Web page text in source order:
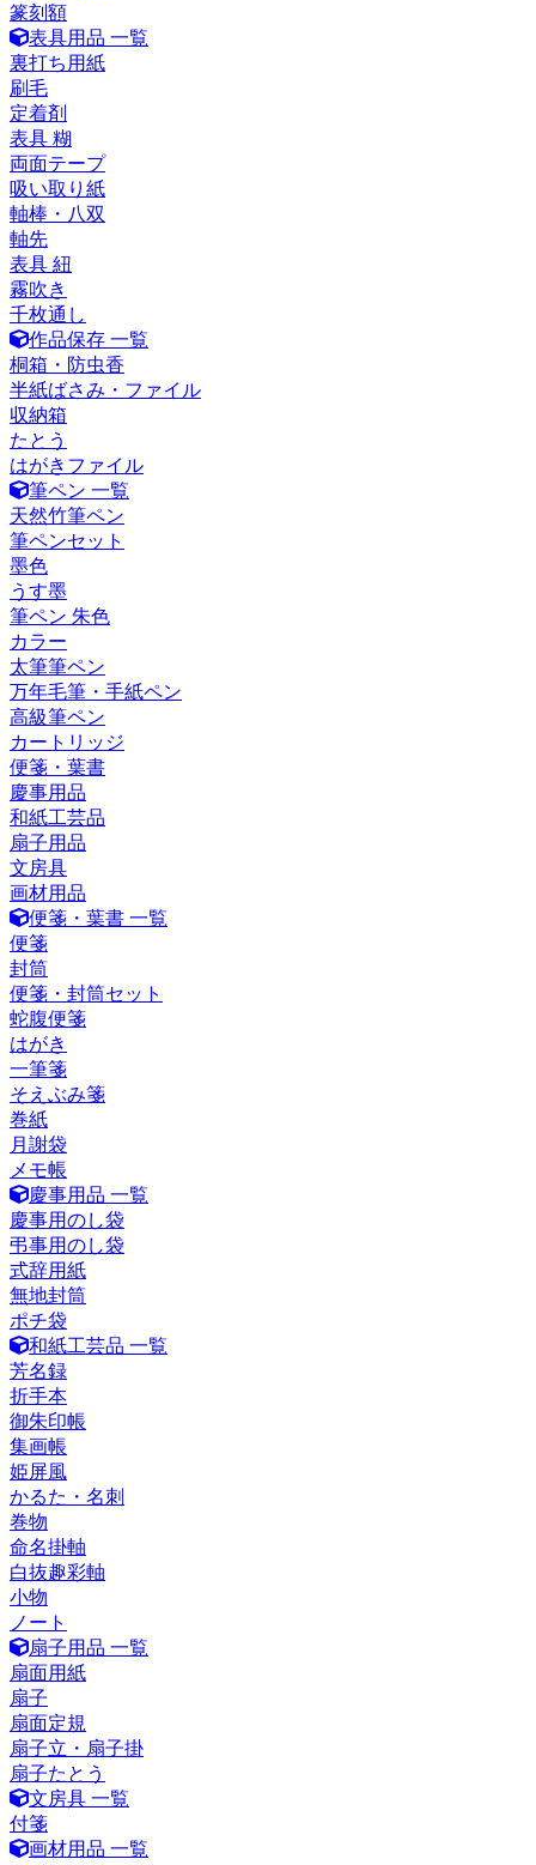
篆刻額
表具用品 一覧
裏打ち用紙
刷毛
定着剤
表具 糊
両面テープ
吸い取り紙
軸棒・八双
軸先
表具 紐
霧吹き
千枚通し
作品保存 一覧
桐箱・防虫香
半紙ばさみ・ファイル
収納箱
たとう
はがきファイル
筆ペン 一覧
天然竹筆ペン
筆ペンセット
墨色
うす墨
筆ペン 朱色
カラー
太筆筆ペン
万年毛筆・手紙ペン
高級筆ペン
カートリッジ
便箋・葉書
慶事用品
和紙工芸品
扇子用品
文房具
画材用品
便箋・葉書 一覧
便箋
封筒
便箋・封筒セット
蛇腹便箋
はがき
一筆箋
そえぶみ箋
巻紙
月謝袋
メモ帳
慶事用品 一覧
慶事用のし袋
弔事用のし袋
式辞用紙
無地封筒
ポチ袋
和紙工芸品 一覧
芳名録
折手本
御朱印帳
集画帳
姫屏風
かるた・名刺
巻物
命名掛軸
白抜趣彩軸
小物
ノート
扇子用品 一覧
扇面用紙
扇子
扇面定規
扇子立・扇子掛
扇子たとう
文房具 一覧
付箋
画材用品 一覧